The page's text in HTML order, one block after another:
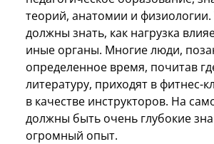
теорий, анатомии и
должны знать, как нагрузка
иные органы. Многие люди,
определенное время, почитав
литературу, приходят в фитнес-
в качестве инструкторов. На
должны быть очень глубокие
огромный опыт.